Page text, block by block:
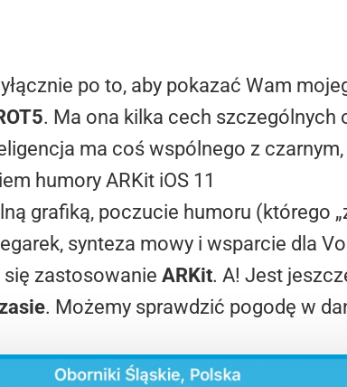
po to, aby pokazać Wam
. Ma ona kilka cech szczególnych
ma coś wspólnego z
grafiką, poczucie humoru (którego
synteza mowy i wsparcie dla
się zastosowanie ARKit. A! Jest
. Możemy sprawdzić pogodę w